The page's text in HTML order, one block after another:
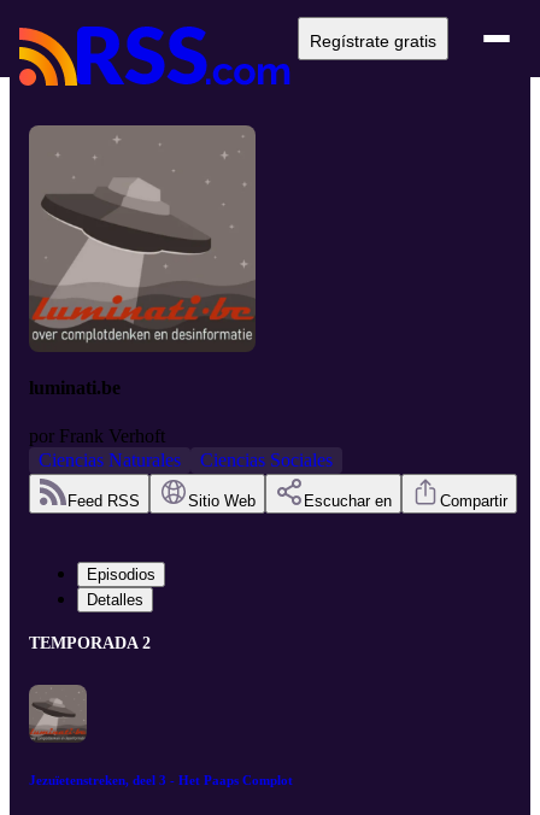
Regístrate gratis
luminati.be
por Frank Verhoft
Ciencias Naturales
Ciencias Sociales
Feed RSS Sitio Web Escuchar en Compartir
Episodios
Detalles
TEMPORADA 2
Jezuïetenstreken, deel 3 - Het Paaps Complot